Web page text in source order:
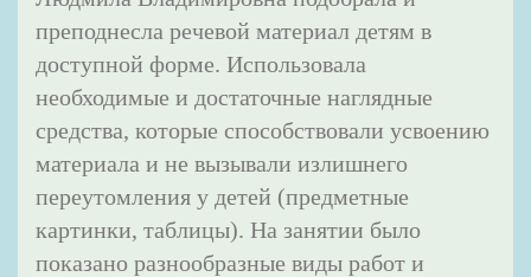
преподнесла речевой материал детям в
доступной форме. Использовала
необходимые и достаточные наглядные
средства, которые способствовали усвоению
материала и не вызывали излишнего
переутомления у детей (предметные
картинки, таблицы). На занятии было
показано разнообразные виды работ и